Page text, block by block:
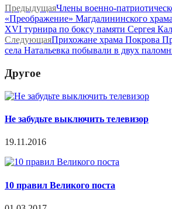
ПредыдущаяЧлены военно-
«Преображение» Магдалининского
XVI турнира по боксу памяти Сергея
СледующаяПрихожане храма Покрова
села Натальевка побывали в двух
Другое
Не забудьте выключить телевизор
19.11.2016
10 правил Великого поста